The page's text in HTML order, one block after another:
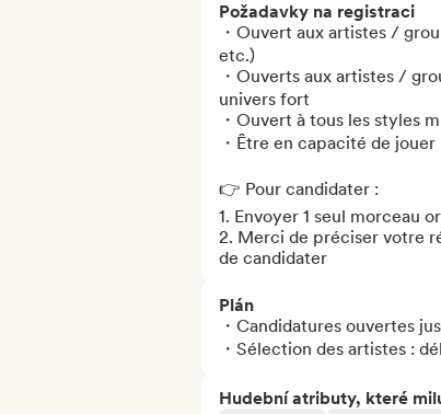
Požadavky na registraci
・Ouvert aux artistes /
etc.)
・Ouverts aux artistes /
univers fort
・Ouvert à tous les styles
・Être en capacité de
👉 Pour candidater :
1. Envoyer 1 seul morceau
2. Merci de préciser votre
de candidater
Plán
・Candidatures ouvertes
・Sélection des artistes :
Hudební atributy, které